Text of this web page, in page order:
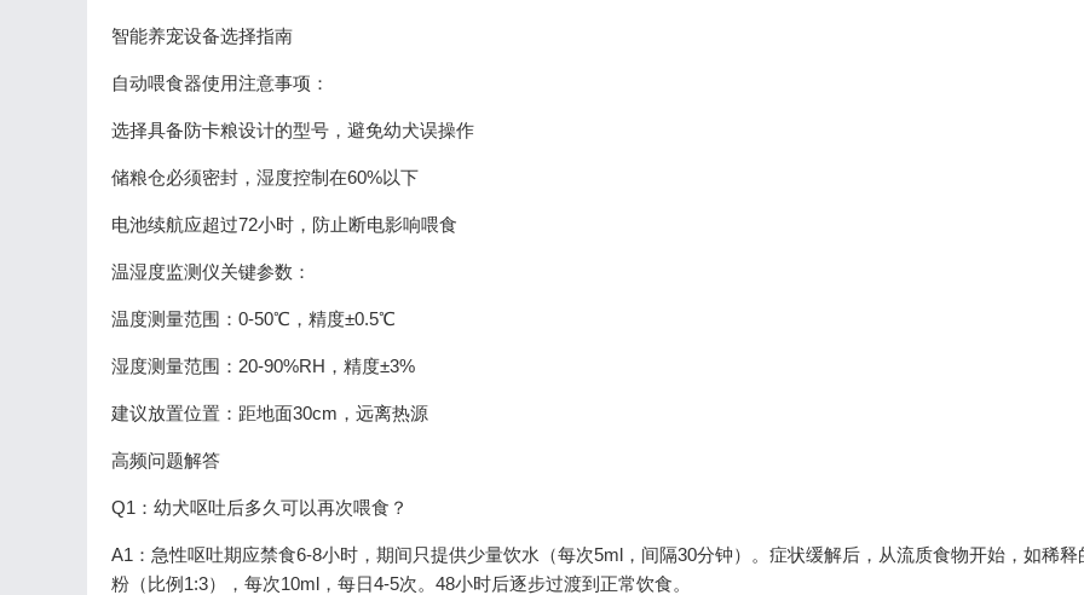
智能养宠设备选择指南
自动喂食器使用注意事项：
选择具备防卡粮设计的型号，避免幼犬误操作
储粮仓必须密封，湿度控制在60%以下
电池续航应超过72小时，防止断电影响喂食
温湿度监测仪关键参数：
温度测量范围：0-50℃，精度±0.5℃
湿度测量范围：20-90%RH，精度±3%
建议放置位置：距地面30cm，远离热源
高频问题解答
Q1：幼犬呕吐后多久可以再次喂食？
A1：急性呕吐期应禁食6-8小时，期间只提供少量饮水（每次5ml，间隔30分钟）。症状缓解后，从流质食物开始，如稀释
粉（比例1:3），每次10ml，每日4-5次。48小时后逐步过渡到正常饮食。